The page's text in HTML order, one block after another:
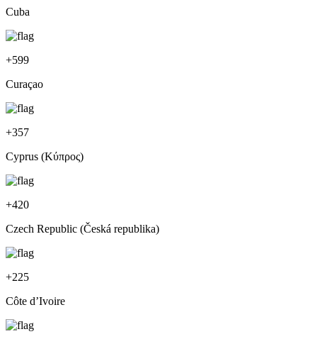
Cuba
+599
Curaçao
+357
Cyprus (Κύπρος)
+420
Czech Republic (Česká republika)
+225
Côte d’Ivoire